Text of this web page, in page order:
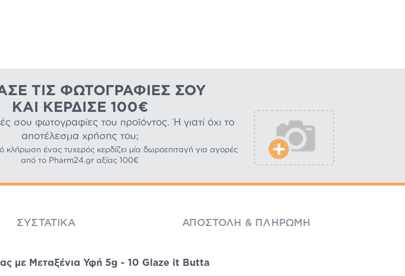
ΤΙΣ ΦΩΤΟΓΡΑΦΊΕΣ ΣΟΥ
ΚΑΙ ΚΈΡΔΙΣΕ 100€
σου φωτογραφίες του προϊόντος. Ή γιατί όχι το
αποτέλεσμα χρήσης του;
ένας τυχερός κερδίζει μία δωροεπιταγή για αγορές
από το Pharm24.gr αξίας 100€
ΣΥΣΤΑΤΙΚΆ ΑΠΟΣΤΟΛΉ & ΠΛΗΡΩΜΉ
με Μεταξένια Υφή 5g - 10 Glaze it Butta